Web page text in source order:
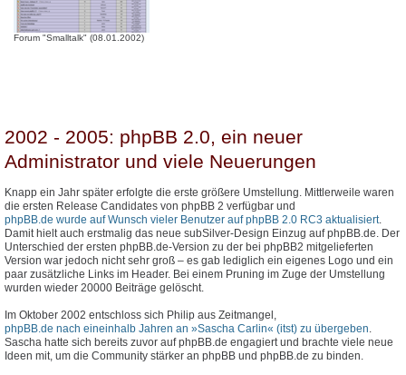
Forum "Smalltalk" (08.01.2002)
2002 - 2005: phpBB 2.0, ein neuer
Administrator und viele Neuerungen
Knapp ein Jahr später erfolgte die erste größere Umstellung. Mittlerweile waren
die ersten Release Candidates von phpBB 2 verfügbar und
phpBB.de wurde auf Wunsch vieler Benutzer auf phpBB 2.0 RC3 aktualisiert.
Damit hielt auch erstmalig das neue subSilver-Design Einzug auf phpBB.de. Der
Unterschied der ersten phpBB.de-Version zu der bei phpBB2 mitgelieferten
Version war jedoch nicht sehr groß – es gab lediglich ein eigenes Logo und ein
paar zusätzliche Links im Header. Bei einem Pruning im Zuge der Umstellung
wurden wieder 20000 Beiträge gelöscht.
Im Oktober 2002 entschloss sich Philip aus Zeitmangel,
phpBB.de nach eineinhalb Jahren an »Sascha Carlin« (itst) zu übergeben
Sascha hatte sich bereits zuvor auf phpBB.de engagiert und brachte viele neue
Ideen mit, um die Community stärker an phpBB und phpBB.de zu binden.